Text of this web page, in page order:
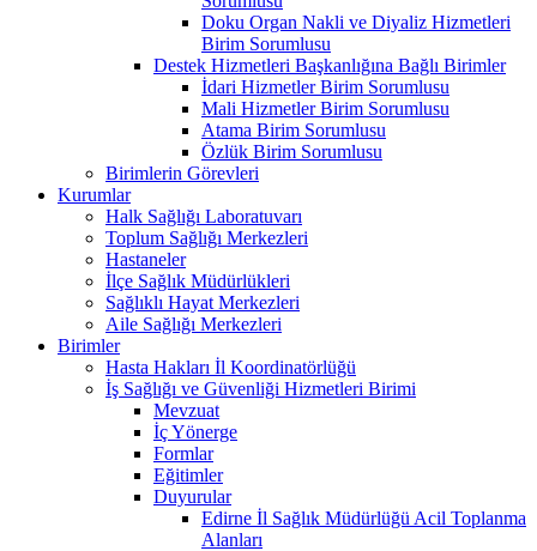
Doku Organ Nakli ve Diyaliz Hizmetleri
Birim Sorumlusu
Destek Hizmetleri Başkanlığına Bağlı Birimler
İdari Hizmetler Birim Sorumlusu
Mali Hizmetler Birim Sorumlusu
Atama Birim Sorumlusu
Özlük Birim Sorumlusu
Birimlerin Görevleri
Kurumlar
Halk Sağlığı Laboratuvarı
Toplum Sağlığı Merkezleri
Hastaneler
İlçe Sağlık Müdürlükleri
Sağlıklı Hayat Merkezleri
Aile Sağlığı Merkezleri
Birimler
Hasta Hakları İl Koordinatörlüğü
İş Sağlığı ve Güvenliği Hizmetleri Birimi
Mevzuat
İç Yönerge
Formlar
Eğitimler
Duyurular
Edirne İl Sağlık Müdürlüğü Acil Toplanma
Alanları